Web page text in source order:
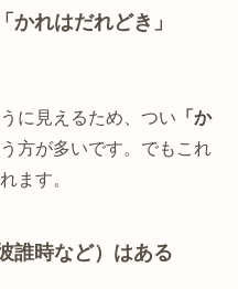
かれはだれどき」
に見えるため、つい 「か
方が多いです。でもこれ
ます。
誰時など）はある